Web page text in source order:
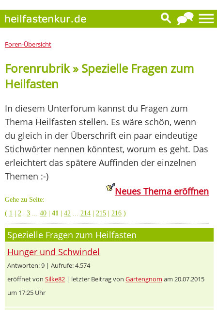
Foren-Übersicht
Forenrubrik » Spezielle Fragen zum
Heilfasten
In diesem Unterforum kannst du Fragen zum
Thema Heilfasten stellen. Es wäre schön, wenn
du gleich in der Überschrift ein paar eindeutige
Stichwörter nennen könntest, worum es geht. Das
erleichtert das spätere Auffinden der einzelnen
Themen :-)
Neues Thema eröffnen
Gehe zu Seite:
( 1 2 3 40 41 42 214 215 216 )
Spezielle Fragen zum Heilfasten
Hunger und Schwindel
Antworten: 9 | Aufrufe: 4.574
eröffnet von Silke82 | letzter Beitrag von Gartengnom am 20.07.2015
um 17:25 Uhr